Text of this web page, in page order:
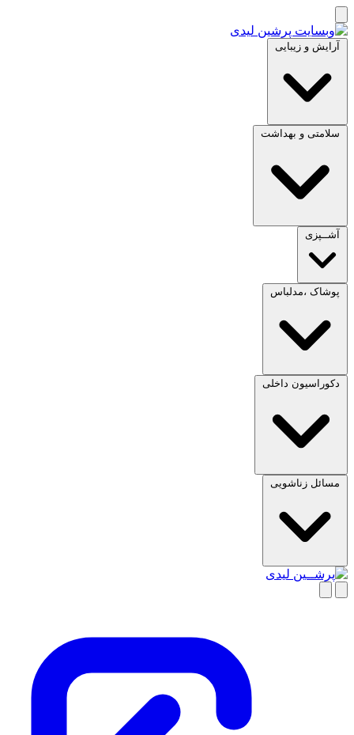
آرایش و زیبایی
سلامتی و بهداشت
آشــپزی
پوشاک ،مدلباس
دکوراسیون داخلی
مسائل زناشویی